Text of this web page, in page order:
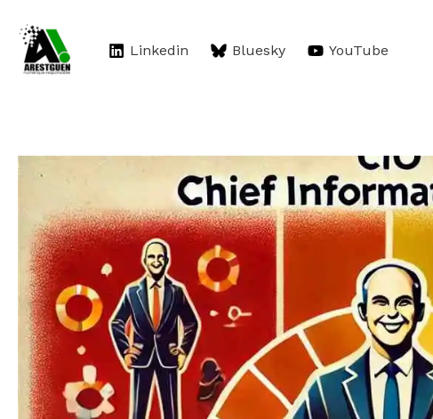
Aller
contenu
Linkedin Bluesky YouTube